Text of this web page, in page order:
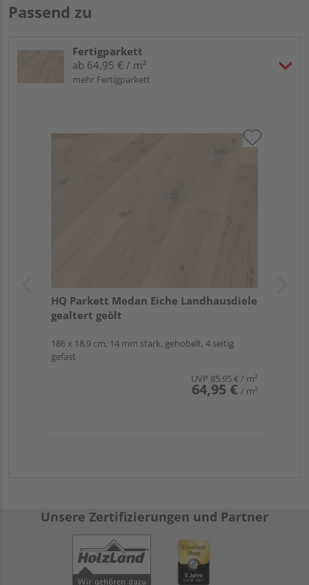
Passend zu
Fertigparkett
ab 64,95 € / m²
mehr Fertigparkett
HQ Parkett Medan Eiche Landhausdiele
gealtert geölt
186 x 18,9 cm, 14 mm stark, gehobelt, 4 seitig
gefast
UVP 85,95 €/ m²
64,95 € / m²
Unsere Zertifizierungen und Partner